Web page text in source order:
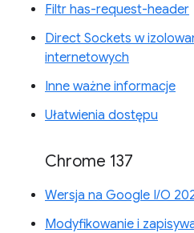
Filtr has-request-header
Direct Sockets w
internetowych
Inne ważne informacje
Ułatwienia dostępu
Chrome 137
Wersja na Google I/O
Modyfikowanie i